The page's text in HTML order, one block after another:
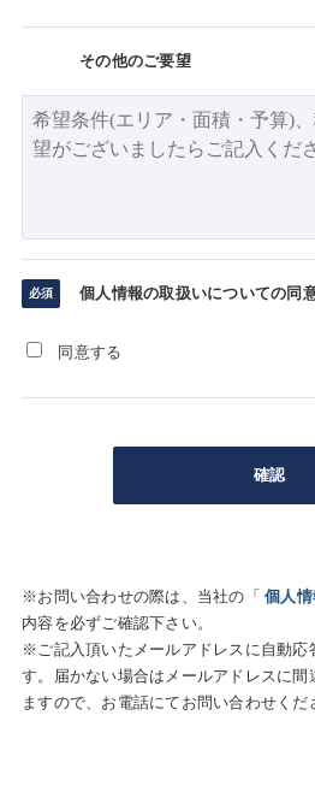
その他のご要望
個人情報の取扱いについての同
同意する
※お問い合わせの際は、当社の「個人
内容を必ずご確認下さい。
※ご記入頂いたメールアドレスに自動応
す。届かない場合はメールアドレスに
ますので、お電話にてお問い合わせくだ